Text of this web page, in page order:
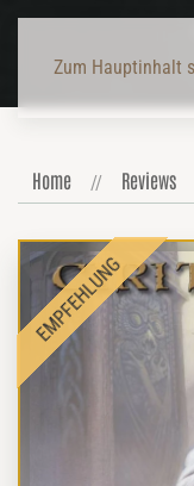
Zum Hauptinhalt
Home Reviews